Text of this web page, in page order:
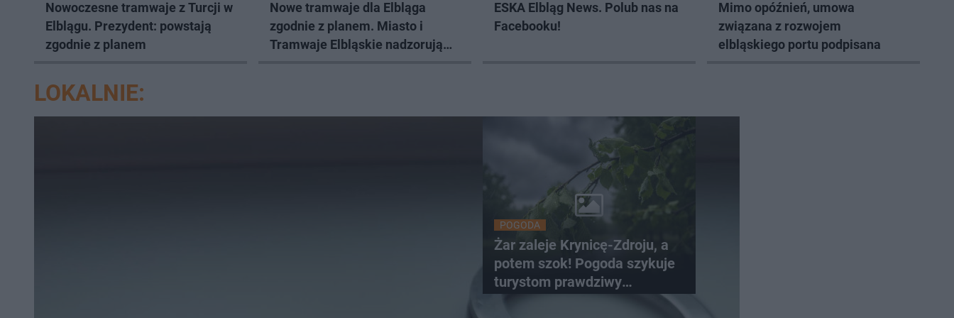
Nowoczesne tramwaje z Turcji w
Elblągu. Prezydent: powstają
zgodnie z planem
Nowe tramwaje dla Elbląga
zgodnie z planem. Miasto i
Tramwaje Elbląskie nadzorują
ESKA Elbląg News. Polub nas na
Facebooku!
Mimo opóźnień, umowa
związana z rozwojem
elbląskiego portu podpisana
LOKALNIE:
POGODA
Żar zaleje Krynicę-Zdroju, a
potem szok! Pogoda szykuje
turystom prawdziwy